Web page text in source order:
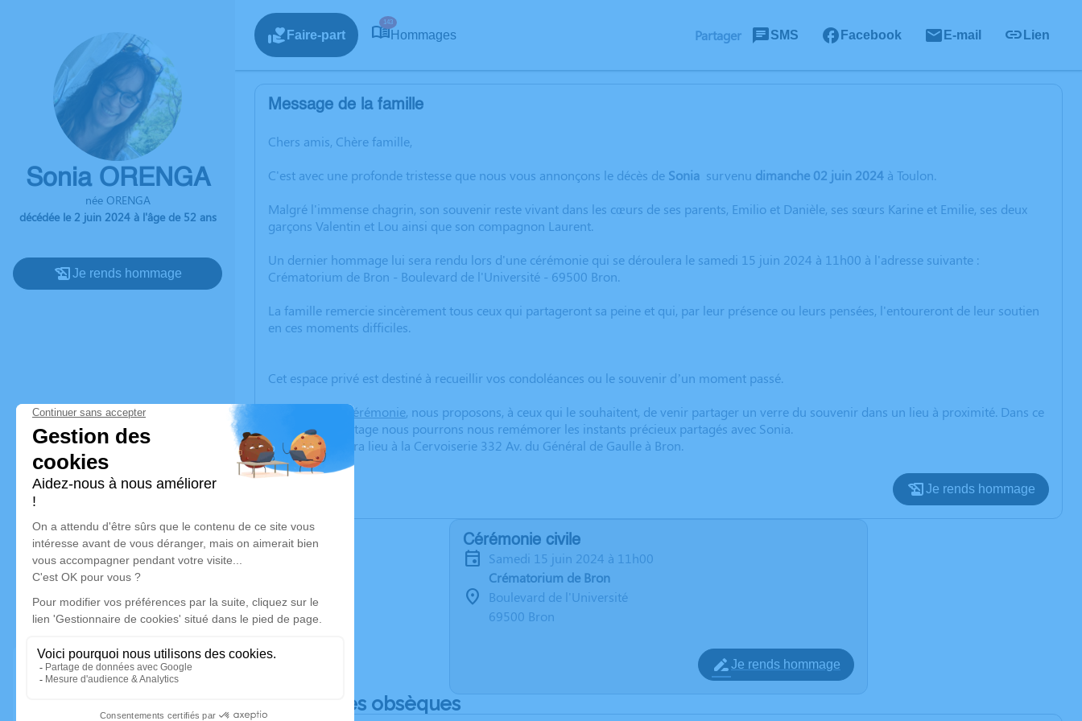
Sonia ORENGA
née ORENGA
décédée le 2 juin 2024 à l'âge de 52 ans
Je rends hommage
Faire-part
143
Hommages Partager SMS Facebook E-mail Lien
Message de la famille
Chers amis, Chère famille,
C'est avec une profonde tristesse que nous vous annonçons le décès de Sonia survenu dimanche 02 juin 2024 à Toulon.
Malgré l'immense chagrin, son souvenir reste vivant dans les cœurs de ses parents, Emilio et Danièle, ses sœurs Karine et Emilie, ses deux
garçons Valentin et Lou ainsi que son compagnon Laurent.
Un dernier hommage lui sera rendu lors d'une cérémonie qui se déroulera le samedi 15 juin 2024 à 11h00 à l'adresse suivante :
Crématorium de Bron - Boulevard de l'Université - 69500 Bron.
La famille remercie sincèrement tous ceux qui partageront sa peine et qui, par leur présence ou leurs pensées, l'entoureront de leur soutien
en ces moments difficiles.
Cet espace privé est destiné à recueillir vos condoléances ou le souvenir d’un moment passé.
À l'issue de la cérémonie, nous proposons, à ceux qui le souhaitent, de venir partager un verre du souvenir dans un lieu à proximité. Dans ce
moment de partage nous pourrons nous remémorer les instants précieux partagés avec Sonia.
Cet échange aura lieu à la Cervoiserie 332 Av. du Général de Gaulle à Bron.
Je rends hommage
Cérémonie civile
samedi 15 juin 2024 à 11h00
Crématorium de Bron
Boulevard de l'Université
69500 Bron
Je rends hommage
Déroulé des obsèques